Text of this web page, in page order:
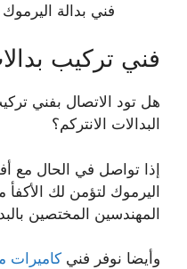
فني بدالة اليرموك
فني تركيب
هل تود الاتصال بفني
البدالات الانتركم؟
إذا تواصل في الحال مع
اليرموك لتؤمن لك الأكفأ
المهندسين المختصين
وأيضا نوفر فني كاميرات